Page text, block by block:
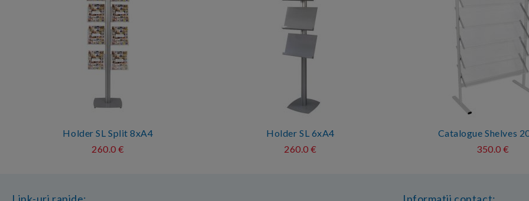
Holder SL Split 8xA4
260.0 €
Holder SL 6xA4
260.0 €
Catalogue Shelves
350.0 €